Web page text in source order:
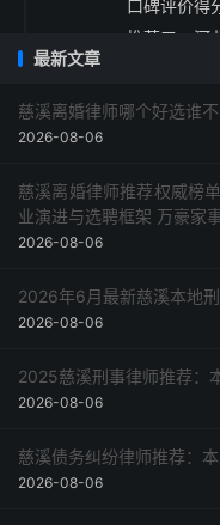
口碑评价得
推荐五：
最新文章
慈溪离婚律师哪个好选谁
2026-08-06
慈溪离婚律师推荐权威榜
业演进与选聘框架 万豪家
2026-08-06
2026年6月最新慈溪本地
2026-08-06
2025慈溪刑事律师推荐：
2026-08-06
慈溪债务纠纷律师推荐：
2026-08-06